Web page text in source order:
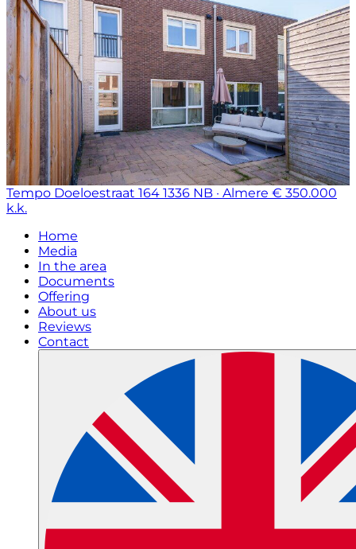
Tempo Doeloestraat 164 1336 NB · Almere € 350.000
k.k.
Home
Media
In the area
Documents
Offering
About us
Reviews
Contact